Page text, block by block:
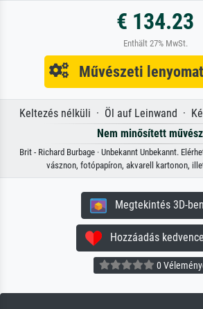
€ 134.23
Enthält 27% MwSt.
Művészeti
Keltezés nélküli · Öl auf Leinwand ·
Nem minősített
Brit - Richard Burbage · Unbekannt Unbekannt.
vásznon, fotópapíron, akvarell kartonon,
Megtekintés 3D-
Hozzáadás
0